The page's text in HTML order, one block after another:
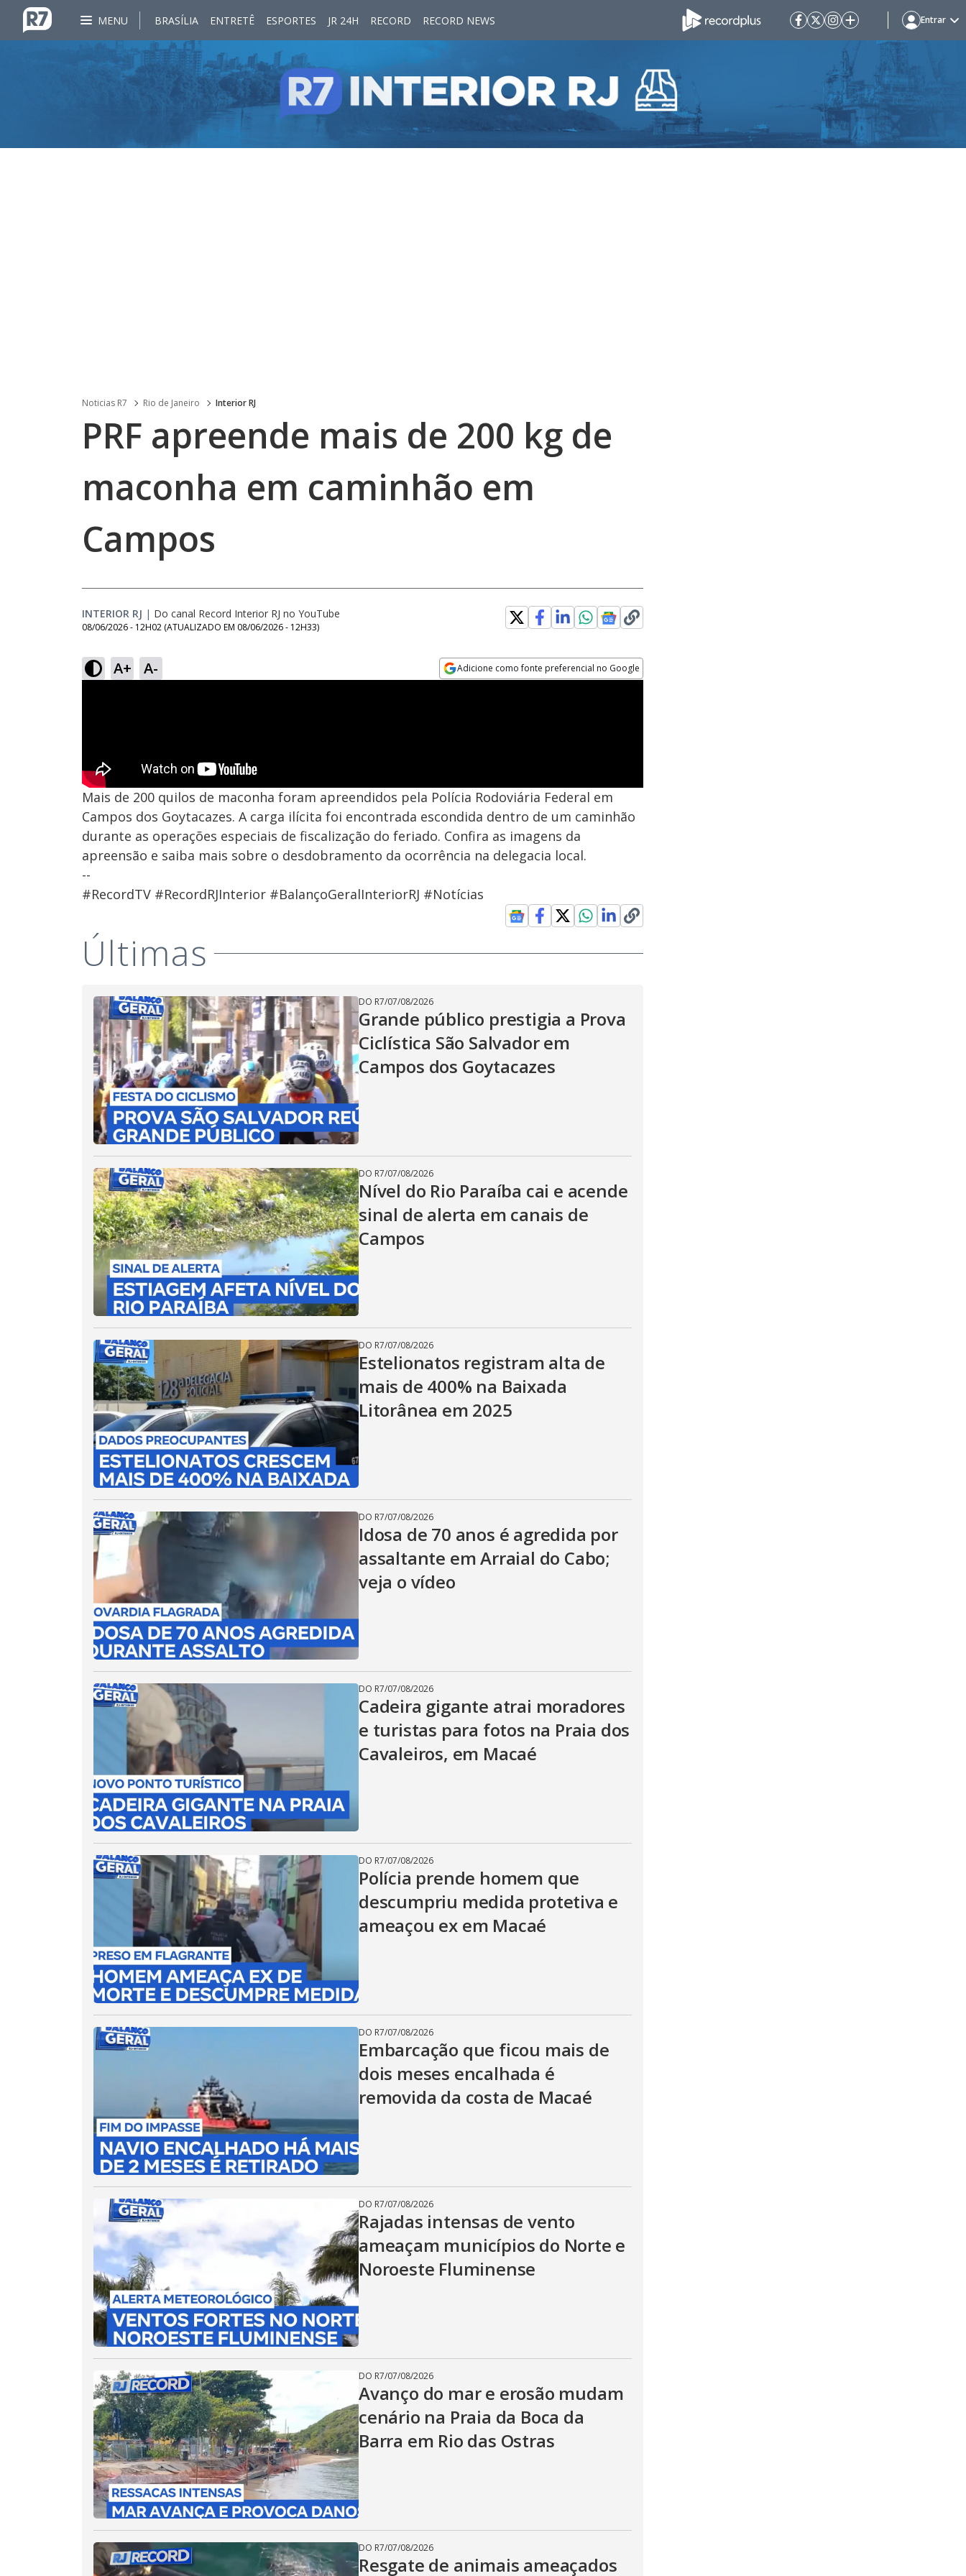
MENU BRASÍLIA ENTRETÊ ESPORTES JR 24H RECORD RECORD NEWS Entrar
Noticias R7 Rio de Janeiro Interior RJ
PRF apreende mais de 200 kg de
maconha em caminhão em
Campos
INTERIOR RJ | Do canal Record Interior RJ no YouTube
08/06/2026 - 12H02 (ATUALIZADO EM 08/06/2026 - 12H33)
A+ A- Adicione como fonte preferencial no Google
Mais de 200 quilos de maconha foram apreendidos pela Polícia Rodoviária Federal em
Campos dos Goytacazes. A carga ilícita foi encontrada escondida dentro de um caminhão
durante as operações especiais de fiscalização do feriado. Confira as imagens da
apreensão e saiba mais sobre o desdobramento da ocorrência na delegacia local.
--
#RecordTV #RecordRJInterior #BalançoGeralInteriorRJ #Notícias
Últimas
DO R7/07/08/2026
Grande público prestigia a Prova
Ciclística São Salvador em
Campos dos Goytacazes
DO R7/07/08/2026
Nível do Rio Paraíba cai e acende
sinal de alerta em canais de
Campos
DO R7/07/08/2026
Estelionatos registram alta de
mais de 400% na Baixada
Litorânea em 2025
DO R7/07/08/2026
Idosa de 70 anos é agredida por
assaltante em Arraial do Cabo;
veja o vídeo
DO R7/07/08/2026
Cadeira gigante atrai moradores
e turistas para fotos na Praia dos
Cavaleiros, em Macaé
DO R7/07/08/2026
Polícia prende homem que
descumpriu medida protetiva e
ameaçou ex em Macaé
DO R7/07/08/2026
Embarcação que ficou mais de
dois meses encalhada é
removida da costa de Macaé
DO R7/07/08/2026
Rajadas intensas de vento
ameaçam municípios do Norte e
Noroeste Fluminense
DO R7/07/08/2026
Avanço do mar e erosão mudam
cenário na Praia da Boca da
Barra em Rio das Ostras
DO R7/07/08/2026
Resgate de animais ameaçados